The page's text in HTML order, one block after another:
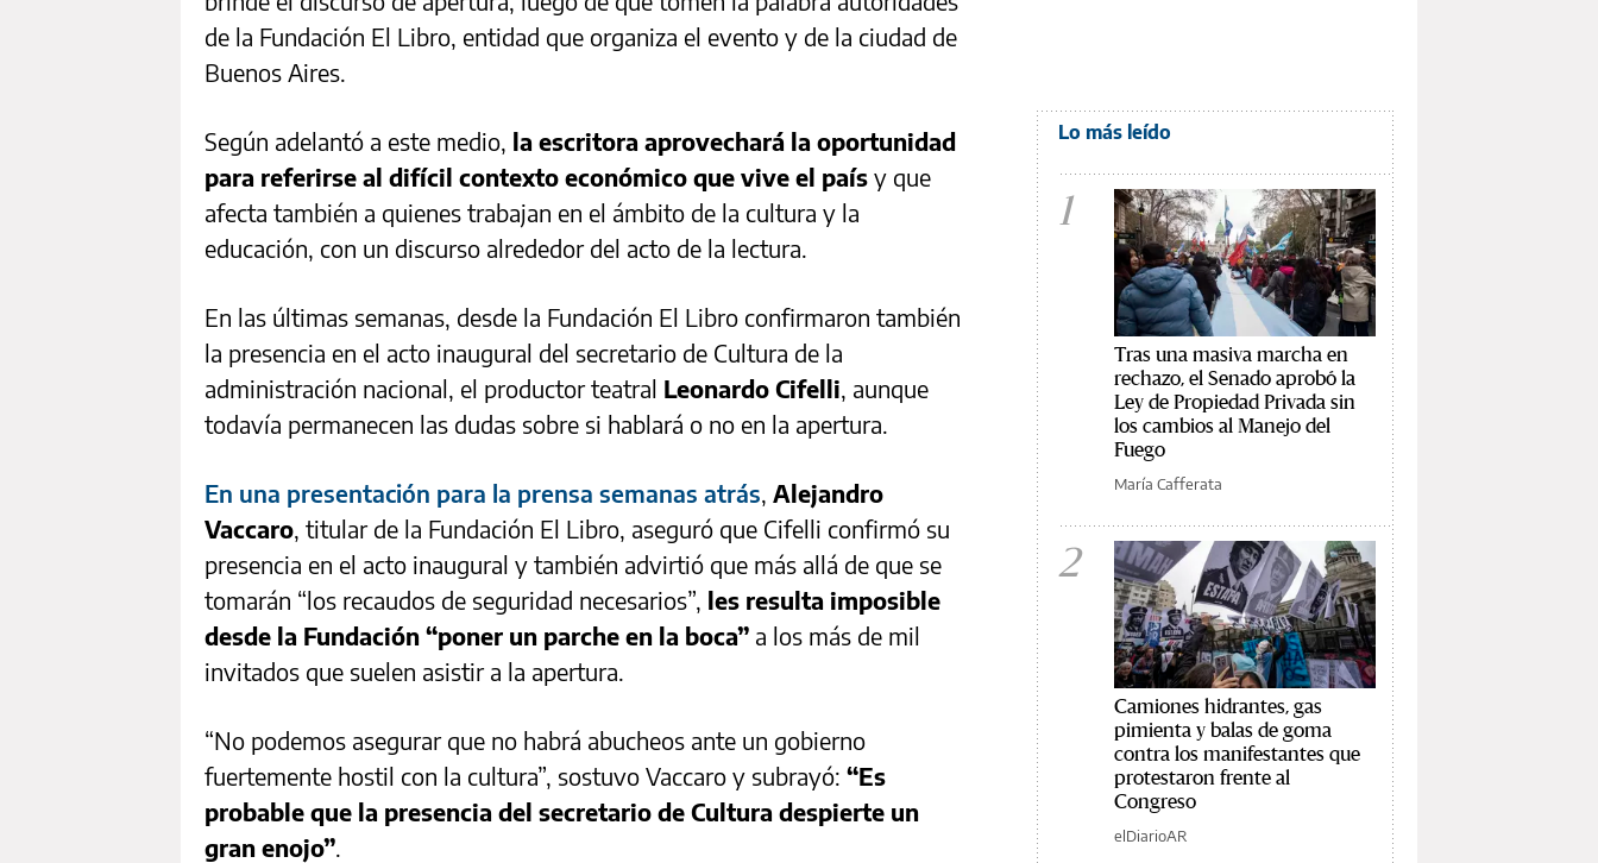
de la Fundación El Libro, entidad que organiza el evento y de la ciudad de
Buenos Aires.
Según adelantó a este medio, la escritora aprovechará la oportunidad
para referirse al difícil contexto económico que vive el país y que
afecta también a quienes trabajan en el ámbito de la cultura y la
educación, con un discurso alrededor del acto de la lectura.
En las últimas semanas, desde la Fundación El Libro confirmaron también
la presencia en el acto inaugural del secretario de Cultura de la
administración nacional, el productor teatral Leonardo Cifelli, aunque
todavía permanecen las dudas sobre si hablará o no en la apertura.
En una presentación para la prensa semanas atrás, Alejandro
Vaccaro, titular de la Fundación El Libro, aseguró que Cifelli confirmó su
presencia en el acto inaugural y también advirtió que más allá de que se
tomarán “los recaudos de seguridad necesarios”, les resulta imposible
desde la Fundación “poner un parche en la boca” a los más de mil
invitados que suelen asistir a la apertura.
“No podemos asegurar que no habrá abucheos ante un gobierno
fuertemente hostil con la cultura”, sostuvo Vaccaro y subrayó: “Es
probable que la presencia del secretario de Cultura despierte un
gran enojo”.
Lo más leído
1
Tras una masiva marcha en
rechazo, el Senado aprobó la
Ley de Propiedad Privada sin
los cambios al Manejo del
Fuego
María Cafferata
2
Camiones hidrantes, gas
pimienta y balas de goma
contra los manifestantes que
protestaron frente al
Congreso
elDiarioAR